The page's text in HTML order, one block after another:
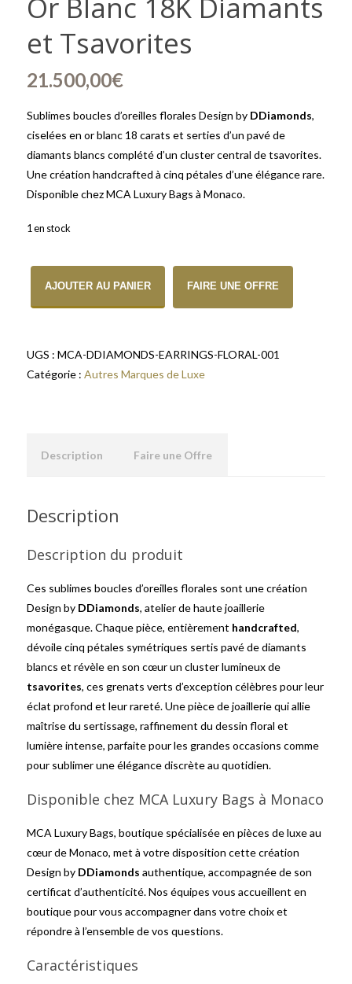
Or Blanc 18K Diamants
et Tsavorites
21.500,00€
Sublimes boucles d’oreilles florales Design by DDiamonds,
ciselées en or blanc 18 carats et serties d’un pavé de
diamants blancs complété d’un cluster central de tsavorites.
Une création handcrafted à cinq pétales d’une élégance rare.
Disponible chez MCA Luxury Bags à Monaco.
1 en stock
AJOUTER AU PANIER FAIRE UNE OFFRE
UGS : MCA-DDIAMONDS-EARRINGS-FLORAL-001
Catégorie : Autres Marques de Luxe
Description Faire une Offre
Description
Description du produit
Ces sublimes boucles d’oreilles florales sont une création
Design by DDiamonds, atelier de haute joaillerie
monégasque. Chaque pièce, entièrement handcrafted,
dévoile cinq pétales symétriques sertis pavé de diamants
blancs et révèle en son cœur un cluster lumineux de
tsavorites, ces grenats verts d’exception célèbres pour leur
éclat profond et leur rareté. Une pièce de joaillerie qui allie
maîtrise du sertissage, raffinement du dessin floral et
lumière intense, parfaite pour les grandes occasions comme
pour sublimer une élégance discrète au quotidien.
Disponible chez MCA Luxury Bags à Monaco
MCA Luxury Bags, boutique spécialisée en pièces de luxe au
cœur de Monaco, met à votre disposition cette création
Design by DDiamonds authentique, accompagnée de son
certificat d’authenticité. Nos équipes vous accueillent en
boutique pour vous accompagner dans votre choix et
répondre à l’ensemble de vos questions.
Caractéristiques